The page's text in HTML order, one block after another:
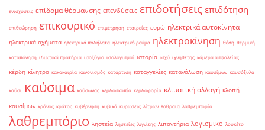
ενισχύσεις επίδομα θέρμανσης επενδύσεις επιδοτήσεις επιδότηση
επιθεώρηση επικουρικό επιμέτρηση εταιρείες ευρώ ηλεκτρικά αυτοκίνητα
ηλεκτρικά οχήματα ηλεκτρικά ποδήλατα ηλεκτρικό ρεύμα ηλεκτροκίνηση θέση θερμική
καταπόνηση ιδιωτικά πρατήρια ισοζύγιο ισολογισμοί ιστορία ισχύ ιχνηθέτης κάμερα ασφαλείας
κέρδη κίνητρα κακοκαιρία κανονισμός κατάρτιση καταγγελίες κατανάλωση καυσίμων καυσόξυλα
καύσι καύσιμα καύσωνας κερδοσκοπία κερδοφορία κλιματική αλλαγή κλοπή
καυσίμων κράνος κράτος κυβέρνηση κυβικά κυρώσεις λίτρων λαθραία λαθρεμπορία
λαθρεμπόριο ληστεία ληστείες λιγνίτης λιπαντήρια λογισμικό λουκέτο